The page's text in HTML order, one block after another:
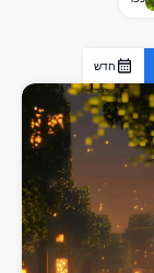
חדש